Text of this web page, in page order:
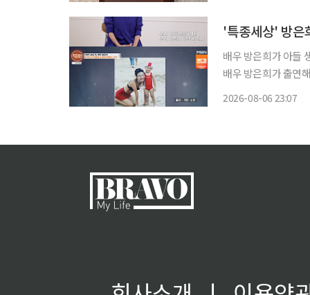
'특종세상' 방
배우 방은희가 아들 생각에 눈물을 흘렸다.
배우 방은희가 출연해 다사다난
2026-08-06 23:07